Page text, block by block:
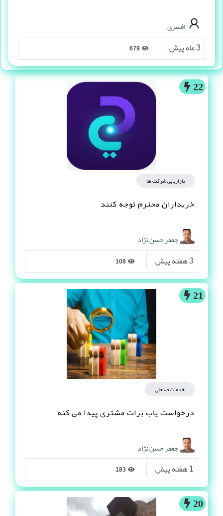
22
بازاریابی شرکت ها
خریداران محترم توجه کنند
جعفر حسن نژاد
3 هفته پیش
21
خدمات صنعتی
درخواست یاب برات مشتری پیدا می کنه
جعفر حسن نژاد
1 هفته پیش
20
افسری
3 ماه پیش